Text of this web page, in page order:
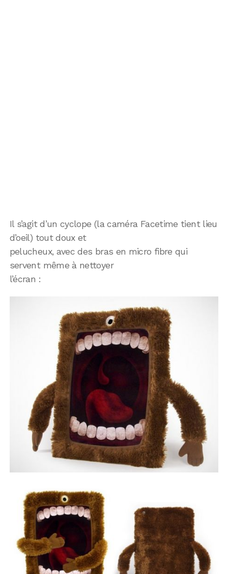
Il s’agit d’un cyclope (la caméra Facetime tient lieu
d’oeil) tout doux et
pelucheux, avec des bras en micro fibre qui
servent même à nettoyer
l’écran :